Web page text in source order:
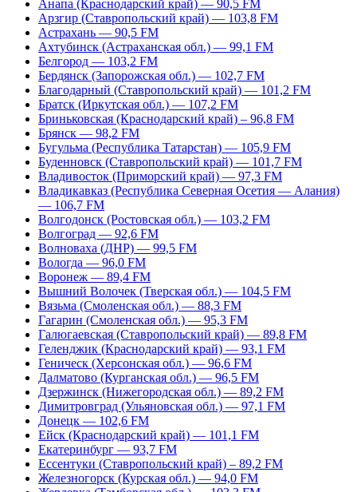
Анапа (Краснодарский край) — 90,5 FM
Арзгир (Ставропольский край) — 103,8 FM
Астрахань — 90,5 FM
Ахтубинск (Астраханская обл.) — 99,1 FM
Белгород — 103,2 FM
Бердянск (Запорожская обл.) — 102,7 FM
Благодарный (Ставропольский край) — 101,2 FM
Братск (Иркутская обл.) — 107,2 FM
Бриньковская (Краснодарский край) – 96,8 FM
Брянск — 98,2 FM
Бугульма (Республика Татарстан) — 105,9 FM
Буденновск (Ставропольский край) — 101,7 FM
Владивосток (Приморский край) — 97,3 FM
Владикавказ (Республика Северная Осетия — Алания)
— 106,7 FM
Волгодонск (Ростовская обл.) — 103,2 FM
Волгоград — 92,6 FM
Волноваха (ДНР) — 99,5 FM
Вологда — 96,0 FM
Воронеж — 89,4 FM
Вышний Волочек (Тверская обл.) — 104,5 FM
Вязьма (Смоленская обл.) — 88,3 FM
Гагарин (Смоленская обл.) — 95,3 FM
Галюгаевская (Ставропольский край) — 89,8 FM
Геленджик (Краснодарский край) — 93,1 FM
Геническ (Херсонская обл.) — 96,6 FM
Далматово (Курганская обл.) — 96,5 FM
Дзержинск (Нижегородская обл.) — 89,2 FM
Димитровград (Ульяновская обл.) — 97,1 FM
Донецк — 102,6 FM
Ейск (Краснодарский край) — 101,1 FM
Екатеринбург — 93,7 FM
Ессентуки (Ставропольский край) – 89,2 FM
Железногорск (Курская обл.) — 94,0 FM